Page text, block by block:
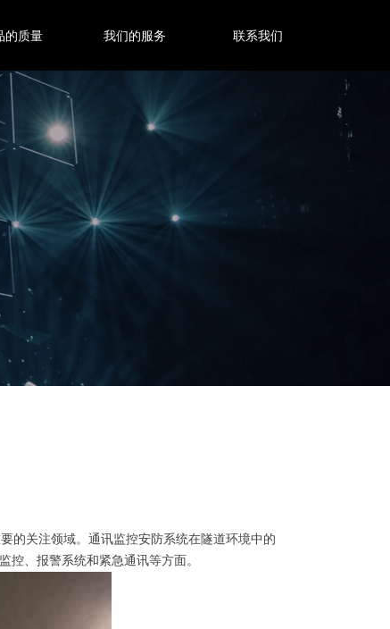
的质量 我们的服务 联系我们
的关注领域。通讯监控安防系统在隧道环境中的
控、报警系统和紧急通讯等方面。